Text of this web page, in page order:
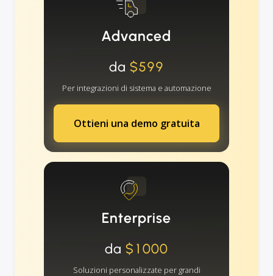
Advanced
da$599
Per integrazioni di sistema e automazione
Ottieni una demo gratuita
Enterprise
da$1000
Soluzioni personalizzate per grandi